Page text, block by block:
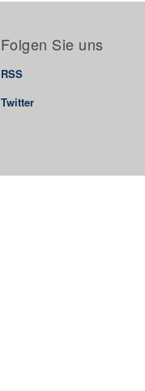
Folgen Sie uns
RSS
Twitter